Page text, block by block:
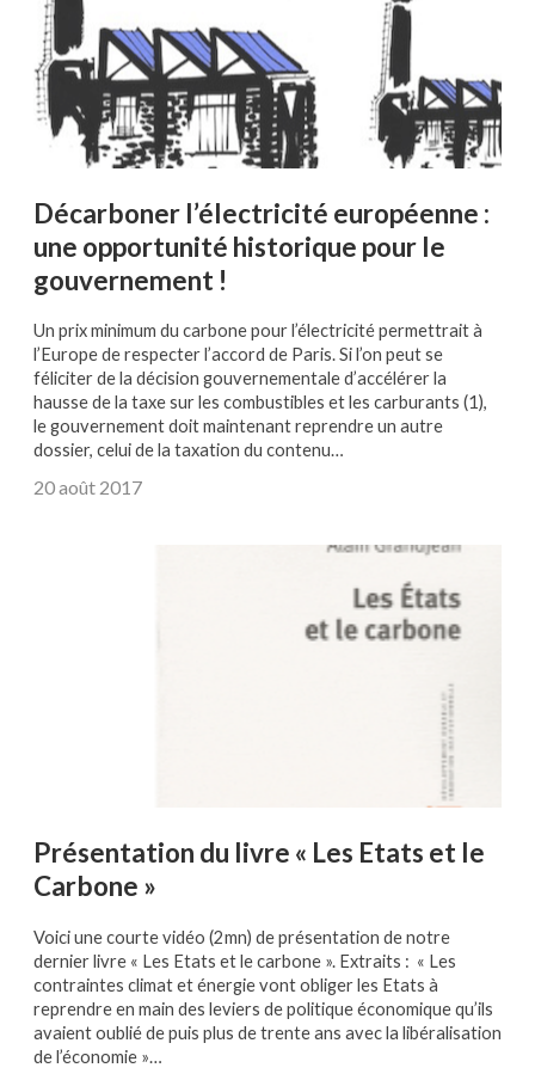
Décarboner l’électricité européenne :
une opportunité historique pour le
gouvernement !
Un prix minimum du carbone pour l’électricité permettrait à
l’Europe de respecter l’accord de Paris. Si l’on peut se
féliciter de la décision gouvernementale d’accélérer la
hausse de la taxe sur les combustibles et les carburants (1),
le gouvernement doit maintenant reprendre un autre
dossier, celui de la taxation du contenu…
20 août 2017
Présentation du livre « Les Etats et le
Carbone »
Voici une courte vidéo (2mn) de présentation de notre
dernier livre « Les Etats et le carbone ». Extraits : « Les
contraintes climat et énergie vont obliger les Etats à
reprendre en main des leviers de politique économique qu’ils
avaient oublié de puis plus de trente ans avec la libéralisation
de l’économie »…